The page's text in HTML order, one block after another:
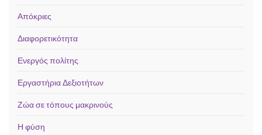
Απόκριες
Διαφορετικότητα
Ενεργός πολίτης
Εργαστήρια Δεξιοτήτων
Ζώα σε τόπους μακρινούς
Η φύση